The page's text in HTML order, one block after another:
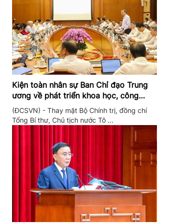
Kiện toàn nhân sự Ban Chỉ đạo Trung
ương về phát triển khoa học, công
nghệ, đổi mới sáng tạo và chuyển đổi
số
(ĐCSVN) - Thay mặt Bộ Chính trị, đồng chí
Tổng Bí thư, Chủ tịch nước Tô ...